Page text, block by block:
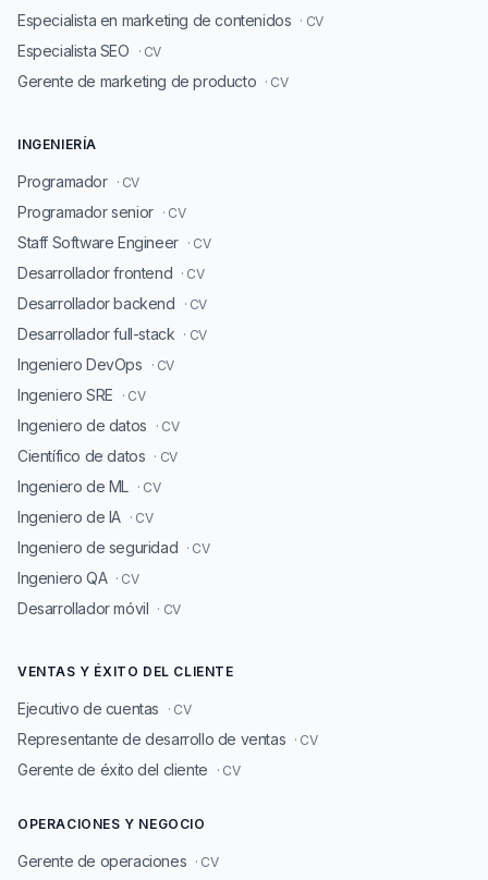
Especialista en marketing de contenidos · CV
Especialista SEO · CV
Gerente de marketing de producto · CV
INGENIERÍA
Programador · CV
Programador senior · CV
Staff Software Engineer · CV
Desarrollador frontend · CV
Desarrollador backend · CV
Desarrollador full-stack · CV
Ingeniero DevOps · CV
Ingeniero SRE · CV
Ingeniero de datos · CV
Científico de datos · CV
Ingeniero de ML · CV
Ingeniero de IA · CV
Ingeniero de seguridad · CV
Ingeniero QA · CV
Desarrollador móvil · CV
VENTAS Y ÉXITO DEL CLIENTE
Ejecutivo de cuentas · CV
Representante de desarrollo de ventas · CV
Gerente de éxito del cliente · CV
OPERACIONES Y NEGOCIO
Gerente de operaciones · CV